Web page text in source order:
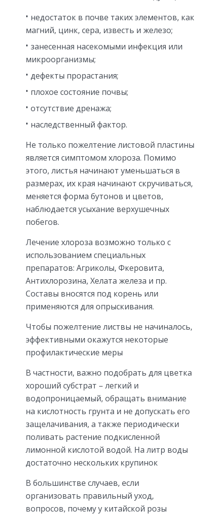
недостаток в почве таких элементов, как
магний, цинк, сера, известь и железо;
занесенная насекомыми инфекция или
микроорганизмы;
дефекты прорастания;
плохое состояние почвы;
отсутствие дренажа;
наследственный фактор.
Не только пожелтение листовой пластины
является симптомом хлороза. Помимо
этого, листья начинают уменьшаться в
размерах, их края начинают скручиваться,
меняется форма бутонов и цветов,
наблюдается усыхание верхушечных
побегов.
Лечение хлороза возможно только с
использованием специальных
препаратов: Агриколы, Фкеровита,
Антихлорозина, Хелата железа и пр.
Составы вносятся под корень или
применяются для опрыскивания.
Чтобы пожелтение листвы не начиналось,
эффективными окажутся некоторые
профилактические меры
В частности, важно подобрать для цветка
хороший субстрат – легкий и
водопроницаемый, обращать внимание
на кислотность грунта и не допускать его
защелачивания, а также периодически
поливать растение подкисленной
лимонной кислотой водой. На литр воды
достаточно нескольких крупинок
В большинстве случаев, если
организовать правильный уход,
вопросов, почему у китайской розы